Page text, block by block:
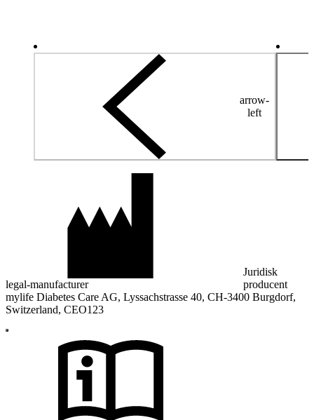
arrow-
left
legal-manufacturer
Juridisk
producent
mylife Diabetes Care AG, Lyssachstrasse 40, CH-3400 Burgdorf,
Switzerland, CEO123